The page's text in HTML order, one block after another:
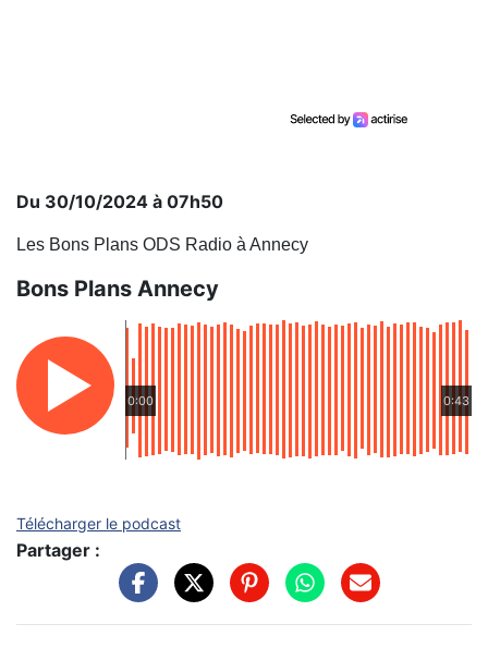
Du 30/10/2024 à 07h50
Les Bons Plans ODS Radio à Annecy
Bons Plans Annecy
0:00 0:43
Télécharger le podcast
Partager :